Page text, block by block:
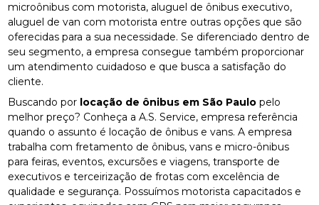
microônibus com motorista, aluguel de ônibus executivo,
aluguel de van com motorista entre outras opções que são
oferecidas para a sua necessidade. Se diferenciado dentro de
seu segmento, a empresa consegue também proporcionar
um atendimento cuidadoso e que busca a satisfação do
cliente.
Buscando por locação de ônibus em São Paulo pelo
melhor preço? Conheça a A.S. Service, empresa referência
quando o assunto é locação de ônibus e vans. A empresa
trabalha com fretamento de ônibus, vans e micro-ônibus
para feiras, eventos, excursões e viagens, transporte de
executivos e terceirização de frotas com excelência de
qualidade e segurança. Possuímos motorista capacitados e